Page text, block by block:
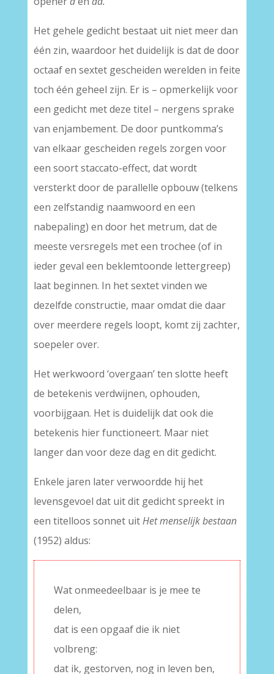
Het gehele gedicht bestaat uit niet meer dan
één zin, waardoor het duidelijk is dat de door
octaaf en sextet gescheiden werelden in feite
toch één geheel zijn. Er is – opmerkelijk voor
een gedicht met deze titel – nergens sprake
van enjambement. De door puntkomma’s
van elkaar gescheiden regels zorgen voor
een soort staccato-effect, dat wordt
versterkt door de parallelle opbouw (telkens
een zelfstandig naamwoord en een
nabepaling) en door het metrum, dat de
meeste versregels met een trochee (of in
ieder geval een beklemtoonde lettergreep)
laat beginnen. In het sextet vinden we
dezelfde constructie, maar omdat die daar
over meerdere regels loopt, komt zij zachter,
soepeler over.
Het werkwoord ‘overgaan’ ten slotte heeft
de betekenis verdwijnen, ophouden,
voorbijgaan. Het is duidelijk dat ook die
betekenis hier functioneert. Maar niet
langer dan voor deze dag en dit gedicht.
Enkele jaren later verwoordde hij het
levensgevoel dat uit dit gedicht spreekt in
een titelloos sonnet uitHet menselijk bestaan
(1952) aldus:
Wat onmeedeelbaar is je mee te
delen,
dat is een opgaaf die ik niet
volbreng:
dat ik, gestorven, nog in leven ben,